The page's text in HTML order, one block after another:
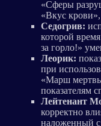
«Сферы
«Вкус крови»,
Седогрив:
которой
за горло!»
Леорик:
при
«Марш
показателям
Лейтенант
корректно
наложенный